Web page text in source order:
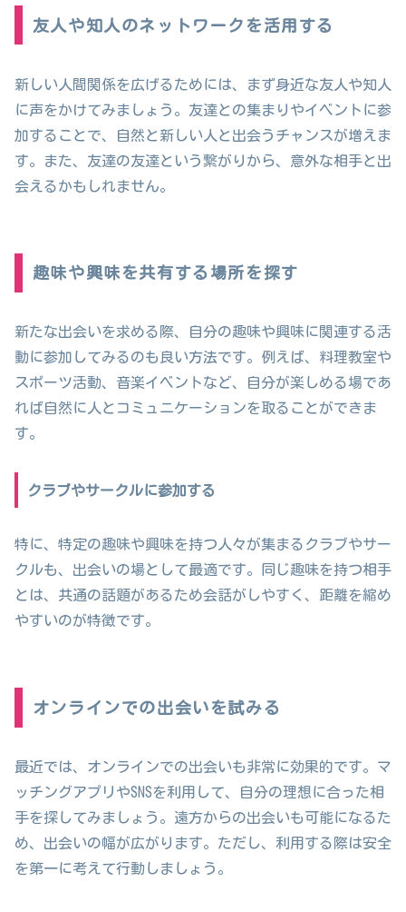
友人や知人のネットワークを活用する
新しい人間関係を広げるためには、まず身近な友人や知人
に声をかけてみましょう。友達との集まりやイベントに参
加することで、自然と新しい人と出会うチャンスが増えま
す。また、友達の友達という繋がりから、意外な相手と出
会えるかもしれません。
趣味や興味を共有する場所を探す
新たな出会いを求める際、自分の趣味や興味に関連する活
動に参加してみるのも良い方法です。例えば、料理教室や
スポーツ活動、音楽イベントなど、自分が楽しめる場であ
れば自然に人とコミュニケーションを取ることができま
す。
クラブやサークルに参加する
特に、特定の趣味や興味を持つ人々が集まるクラブやサー
クルも、出会いの場として最適です。同じ趣味を持つ相手
とは、共通の話題があるため会話がしやすく、距離を縮め
やすいのが特徴です。
オンラインでの出会いを試みる
最近では、オンラインでの出会いも非常に効果的です。マ
ッチングアプリやSNSを利用して、自分の理想に合った相
手を探してみましょう。遠方からの出会いも可能になるた
め、出会いの幅が広がります。ただし、利用する際は安全
を第一に考えて行動しましょう。